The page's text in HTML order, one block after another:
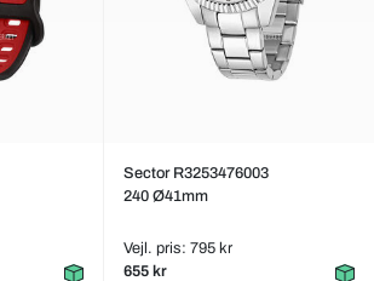
Sector R3253476003
240 Ø41mm
Vejl. pris: 795 kr
655 kr